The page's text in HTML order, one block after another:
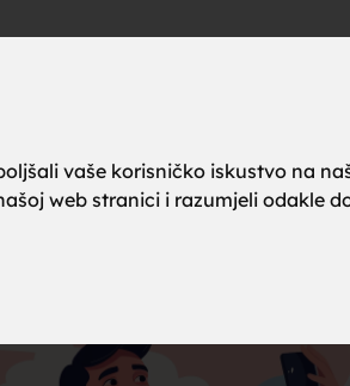
vaše korisničko iskustvo na
web stranici i razumjeli odakle
za